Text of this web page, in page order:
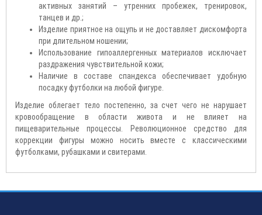
активных занятий – утренних пробежек, тренировок,
танцев и др.;
Изделие приятное на ощупь и не доставляет дискомфорта
при длительном ношении;
Использование гипоаллергенных материалов исключает
раздражения чувствительной кожи;
Наличие в составе спандекса обеспечивает удобную
посадку футболки на любой фигуре.
Изделие облегает тело постепенно, за счет чего не нарушает
кровообращение в области живота и не влияет на
пищеварительные процессы. Революционное средство для
коррекции фигуры можно носить вместе с классическими
футболками, рубашками и свитерами.